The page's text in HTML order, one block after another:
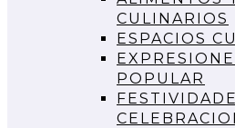
CULINARIOS
ESPACIOS
POPULAR